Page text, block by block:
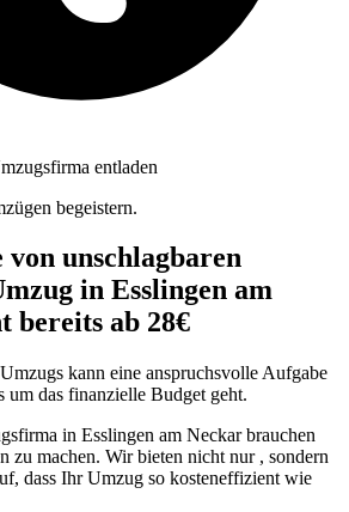
entladen
begeistern.
unschlagbaren
in Esslingen am
bereits ab 28€
kann eine anspruchsvolle Aufgabe
um das finanzielle Budget geht.
in Esslingen am Neckar brauchen
zu machen. Wir bieten nicht nur , sondern
dass Ihr Umzug so kosteneffizient wie